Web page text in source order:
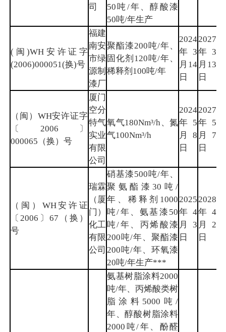
司
50吨/年、醇酸漆
50吨/年生产
(闽)WH安许证字
(2006)000051(换)号
福建
南安
市绿
源制
漆厂
聚酯漆200吨/年、
固化剂120吨/年、
稀释剂100吨/年
2024
年3
月14
日
2027
年3
月13
日
（闽）WH安许证字
〔2006〕
000065（换）号
厦门
空分
特气
实业
有限
公司
氧气180Nm³/h、氮
气100Nm³/h
2024
年5
月8
日
2027
年5
月7
日
（闽）WH安许证
〔2006〕67（换）
号
瑞霖
（厦
门）
化工
有限
公司
硝基漆500吨/年、
聚氨酯漆30吨/
年、稀释剂1000
吨/年、氨基漆50
吨/年、丙烯酸漆
200吨/年、聚酯漆
200吨/年、环氧漆
20吨/年生产***
2025
年4
月3
日
2028
年4
月2
日
氨基树脂涂料2000
吨/年、丙烯酸类树
脂涂料5000吨/
年、醇酸树脂涂料
2000吨/年、酚醛